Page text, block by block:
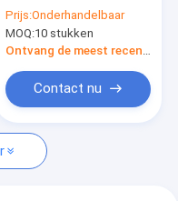
Single Mode 9/125um
Gele jas
Prijs:Onderhandelbaar
MOQ:10 stukken
Ontvang de meest recente Prijs
Contact nu